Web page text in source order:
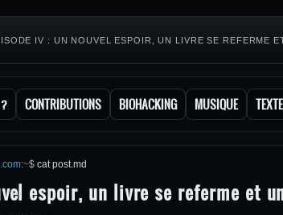
IV : UN NOUVEL ESPOIR, UN LIVRE SE REFERME
CONTRIBUTIONS BIOHACKING MUSIQUE
:~$ cat post.md
espoir, un livre se referme et